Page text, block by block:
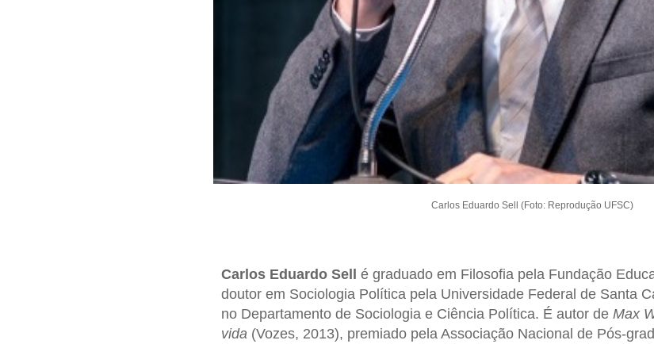
Carlos Eduardo Sell (Foto: Reprodução UFSC)
Carlos Eduardo Sell é graduado em Filosofia pela Fundação
doutor em Sociologia Política pela Universidade Federal de Santa
no Departamento de Sociologia e Ciência Política. É autor de Max
vida (Vozes, 2013), premiado pela Associação Nacional de Pós-